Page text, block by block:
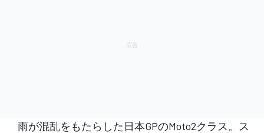
雨が混乱をもたらした日本GPのMoto2クラス。ス